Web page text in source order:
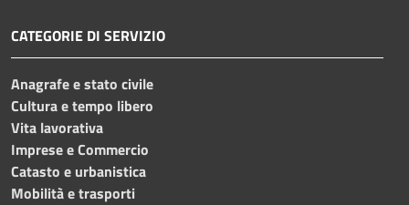
CATEGORIE DI SERVIZIO
Anagrafe e stato civile
Cultura e tempo libero
Vita lavorativa
Imprese e Commercio
Catasto e urbanistica
Mobilità e trasporti